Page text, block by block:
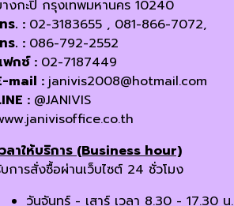
งกะปิ กรุงเทพมหานคร 10240
ร. : 02-3183655 , 081-866-7072,
ร. : 086-792-2552
กซ์ : 02-7187449
mail : janivis2008@hotmail.com
: @JANIVIS
ลาให้บริการ (Business hour)
การสั่งซื้อผ่านเว็บไซต์ 24 ชั่วโมง
วันจันทร์ - เสาร์ เวลา 8.30 - 17.30 น.